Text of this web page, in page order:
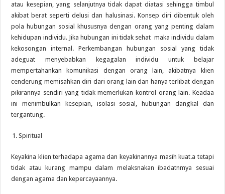
atau kesepian, yang selanjutnya tidak dapat diatasi sehingga timbul
akibat berat seperti delusi dan halusinasi. Konsep diri dibentuk oleh
pola hubungan sosial khususnya dengan orang yang penting dalam
kehidupan individu. Jika hubungan ini tidak sehat maka individu dalam
kekosongan internal. Perkembangan hubungan sosial yang tidak
adeguat menyebabkan kegagalan individu untuk belajar
mempertahankan komunikasi dengan orang lain, akibatnya klien
cenderung memisahkan diri dari orang lain dan hanya terlibat dengan
pikirannya sendiri yang tidak memerlukan kontrol orang lain. Keadaa
ini menimbulkan kesepian, isolasi sosial, hubungan dangkal dan
tergantung.
Spiritual
Keyakina klien terhadapa agama dan keyakinannya masih kuat.a tetapi
tidak atau kurang mampu dalam melaksnakan ibadatnmya sesuai
dengan agama dan kepercayaannya.